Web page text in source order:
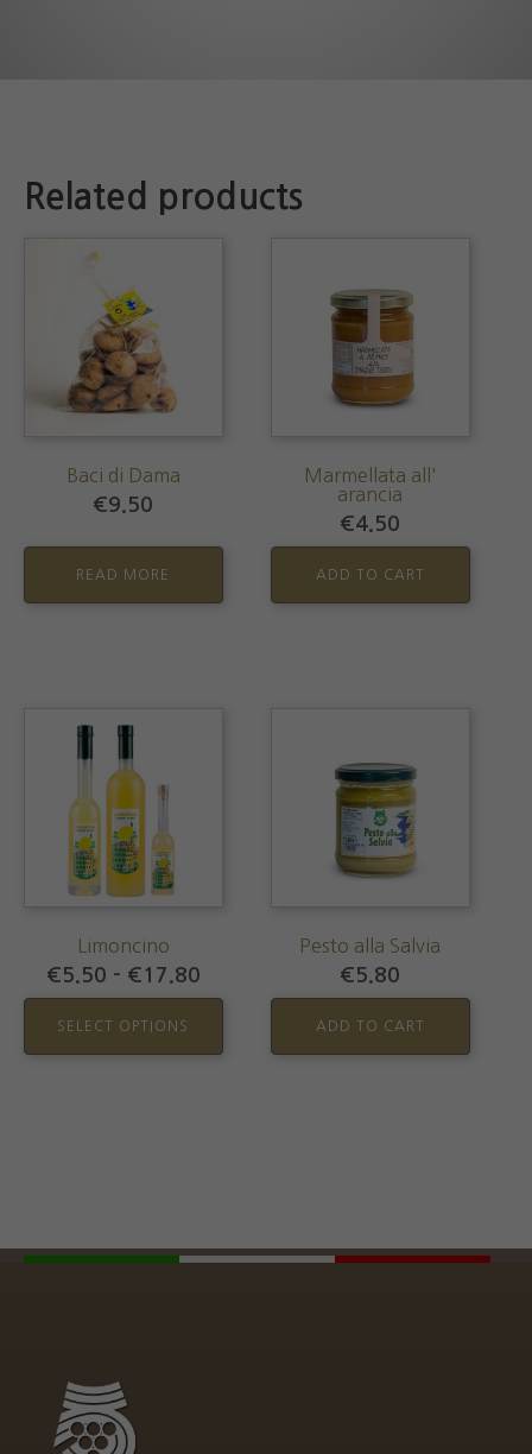
Related products
Baci di Dama
€9.50
READ MORE
Marmellata all'
arancia
€4.50
ADD TO CART
Limoncino
€5.50 – €17.80Price
range:
SELECT OPTIONS
multiple
variants.
options
chosen
Pesto alla Salvia
€5.80
ADD TO CART